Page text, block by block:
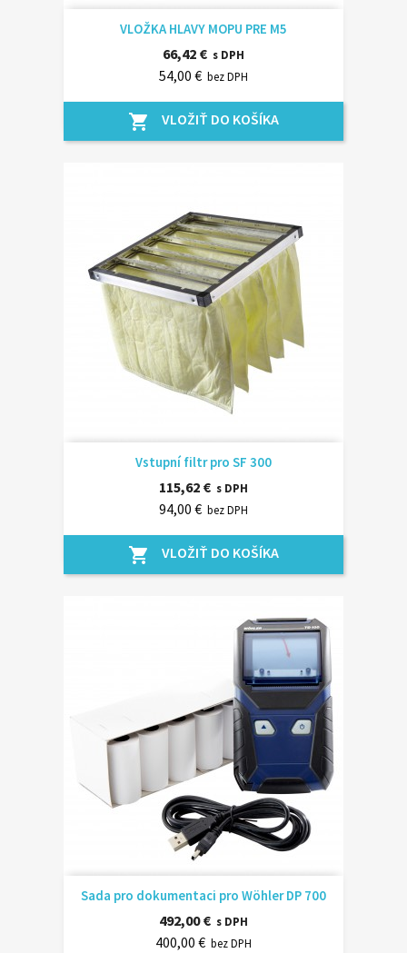
VLOŽKA HLAVY MOPU PRE M5
66,42 € s DPH
54,00 € bez DPH
shopping_cart VLOŽIŤ DO KOŠÍKA
Vstupní filtr pro SF 300
115,62 € s DPH
94,00 € bez DPH
shopping_cart VLOŽIŤ DO KOŠÍKA
Sada pro dokumentaci pro Wöhler DP 700
492,00 € s DPH
400,00 € bez DPH